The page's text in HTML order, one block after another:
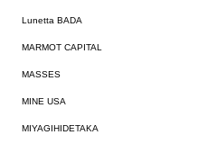
Lunetta BADA
MARMOT CAPITAL
MASSES
MINE USA
MIYAGIHIDETAKA